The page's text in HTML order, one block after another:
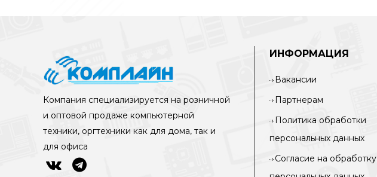
Компания специализируется на розничной
и оптовой продаже компьютерной
техники, оргтехники как для дома, так и
для офиса
ИНФОРМАЦИЯ
Вакансии
Партнерам
Политика обработки
персональных данных
Согласие на обработку